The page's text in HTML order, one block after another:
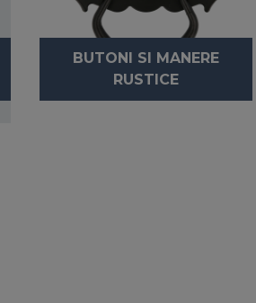
BUTONI SI MANERE
RUSTICE